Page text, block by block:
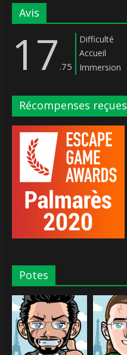
Avis
17 .75
Difficulté
Accueil
Immersion
Récompenses reçues
Potes